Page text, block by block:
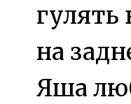
гулять
на
Яша